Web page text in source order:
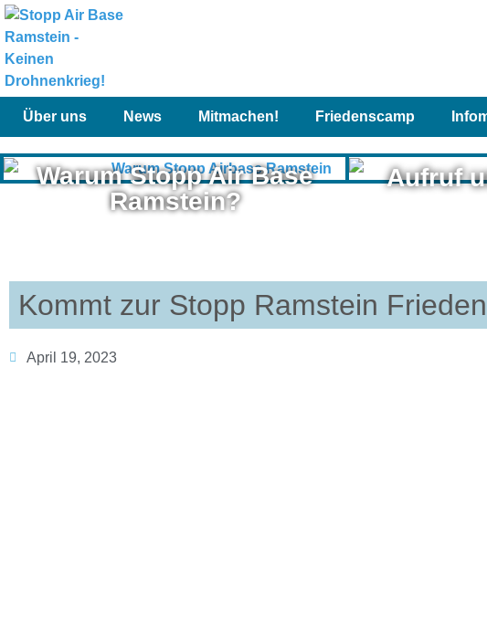
Über uns News Mitmachen! Friedenscamp
Warum Stopp Air Base
Ramstein?
Aufruf
Kommt zur Stopp Ramstein
April 19, 2023